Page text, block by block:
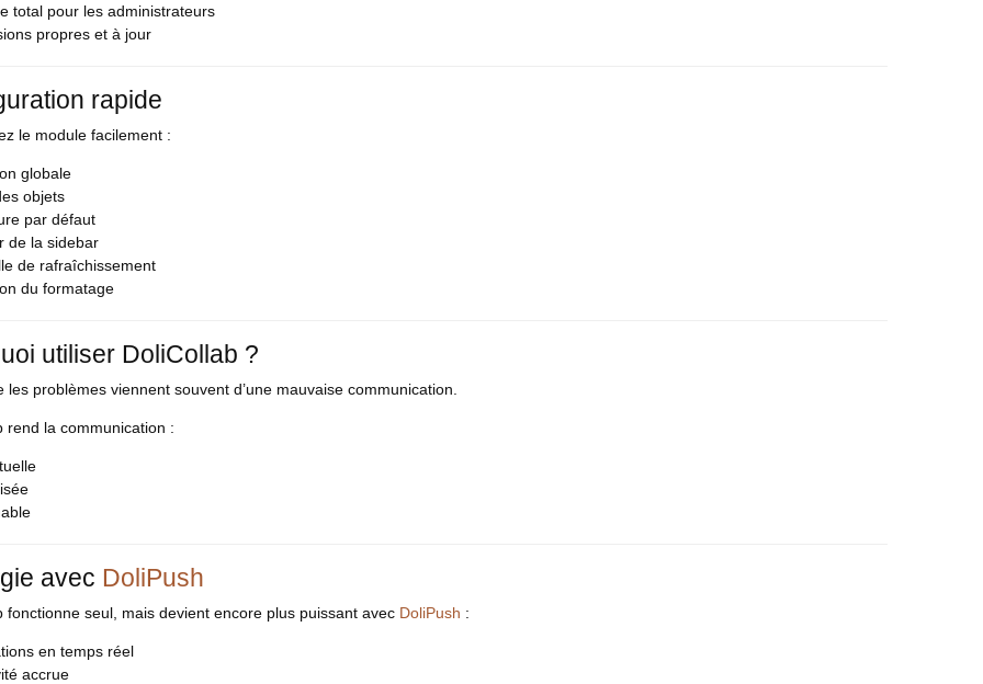
total pour les administrateurs
propres et à jour
rapide
le module facilement :
globale
objets
par défaut
de la sidebar
de rafraîchissement
du formatage
utiliser DoliCollab ?
les problèmes viennent souvent d’une mauvaise communication.
rend la communication :
avec DoliPush
fonctionne seul, mais devient encore plus puissant avec DoliPush :
en temps réel
accrue